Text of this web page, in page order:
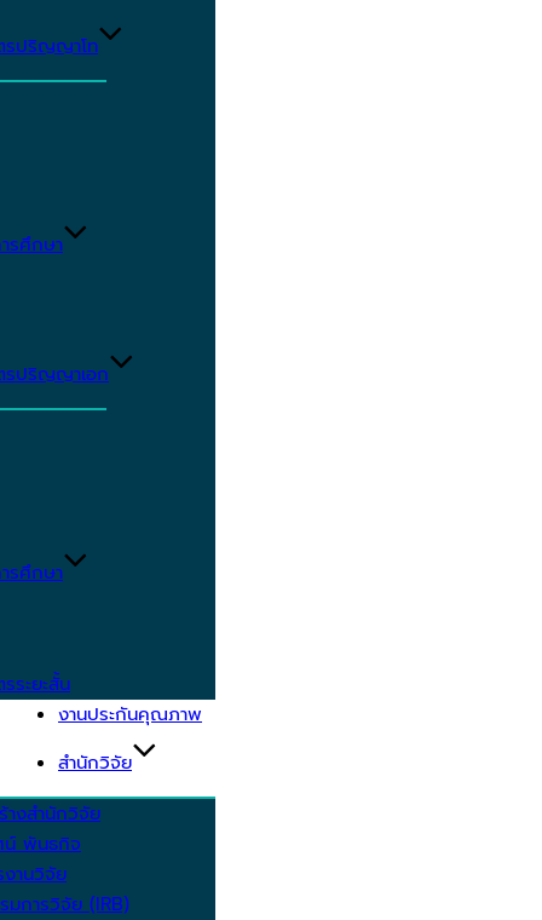
รปริญญาโท
รศึกษา
รปริญญาเอก
รศึกษา
ระยะสั้น
งานประกันคุณภาพ
สำนักวิจัย
างสำนักวิจัย
น์ พันธกิจ
งานวิจัย
มการวิจัย (IRB)